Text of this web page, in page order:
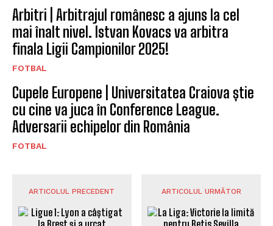
Arbitri | Arbitrajul românesc a ajuns la cel
mai înalt nivel. Istvan Kovacs va arbitra
finala Ligii Campionilor 2025!
FOTBAL
Cupele Europene | Universitatea Craiova știe
cu cine va juca în Conference League.
Adversarii echipelor din România
FOTBAL
ARTICOLUL PRECEDENT ARTICOLUL URMĂTOR